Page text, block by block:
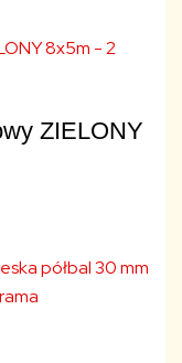
ZIELONY